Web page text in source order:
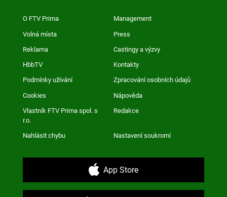
O FTV Prima Management
Volná místa Press
Reklama Castingy a výzvy
HbbTV Kontakty
Podmínky užívání Zpracování osobních údajů
Cookies Nápověda
Vlastník FTV Prima spol. s
r.o.
Redakce
Nahlásit chybu Nastavení soukromí
App Store